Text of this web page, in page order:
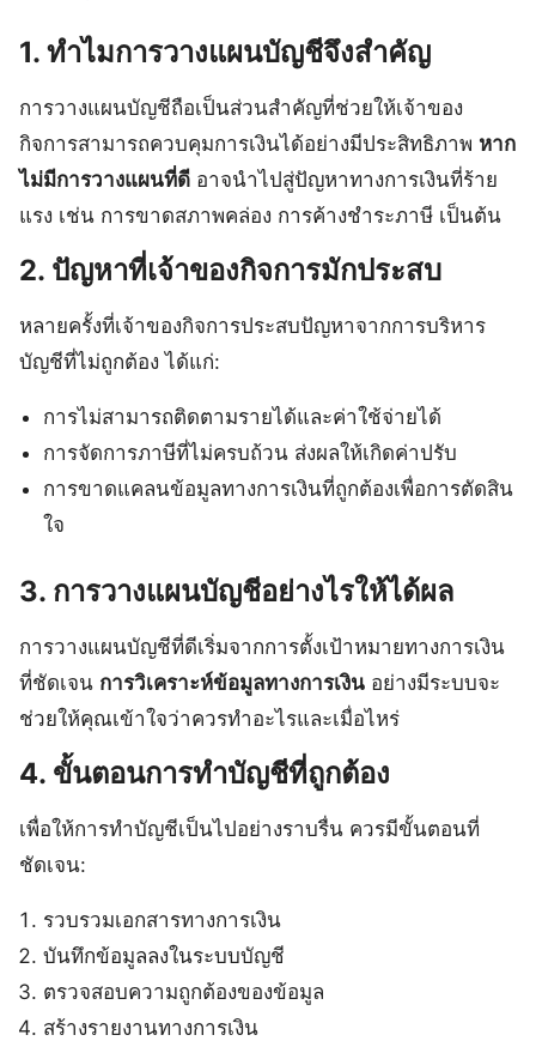
1. ทำไมการวางแผนบัญชีจึงสำคัญ
การวางแผนบัญชีถือเป็นส่วนสำคัญที่ช่วยให้เจ้าของ
กิจการสามารถควบคุมการเงินได้อย่างมีประสิทธิภาพ หาก
ไม่มีการวางแผนที่ดี อาจนำไปสู่ปัญหาทางการเงินที่ร้าย
แรง เช่น การขาดสภาพคล่อง การค้างชำระภาษี เป็นต้น
2. ปัญหาที่เจ้าของกิจการมักประสบ
หลายครั้งที่เจ้าของกิจการประสบปัญหาจากการบริหาร
บัญชีที่ไม่ถูกต้อง ได้แก่:
การไม่สามารถติดตามรายได้และค่าใช้จ่ายได้
การจัดการภาษีที่ไม่ครบถ้วน ส่งผลให้เกิดค่าปรับ
การขาดแคลนข้อมูลทางการเงินที่ถูกต้องเพื่อการตัดสิน
ใจ
3. การวางแผนบัญชีอย่างไรให้ได้ผล
การวางแผนบัญชีที่ดีเริ่มจากการตั้งเป้าหมายทางการเงิน
ที่ชัดเจน การวิเคราะห์ข้อมูลทางการเงิน อย่างมีระบบจะ
ช่วยให้คุณเข้าใจว่าควรทำอะไรและเมื่อไหร่
4. ขั้นตอนการทำบัญชีที่ถูกต้อง
เพื่อให้การทำบัญชีเป็นไปอย่างราบรื่น ควรมีขั้นตอนที่
ชัดเจน:
รวบรวมเอกสารทางการเงิน
บันทึกข้อมูลลงในระบบบัญชี
ตรวจสอบความถูกต้องของข้อมูล
สร้างรายงานทางการเงิน